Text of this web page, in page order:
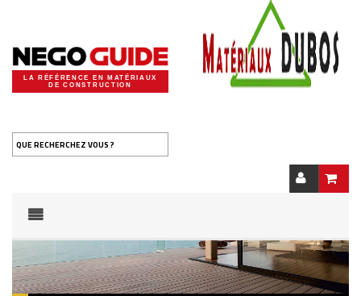
LA RÉFÉRENCE EN MATÉRIAUX
DE CONSTRUCTION
QUE RECHERCHEZ VOUS ?